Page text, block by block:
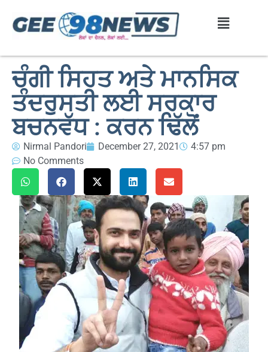
ਚੰਗੀ ਸਿਹਤ ਅਤੇ ਮਾਨਸਿਕ
ਤੰਦਰੁਸਤੀ ਲਈ ਸਰਕਾਰ
ਬਚਨਵੱਧ : ਕਰਨ ਢਿੱਲੋਂ
Nirmal Pandori December 27, 2021
4:57 pm
No Comments